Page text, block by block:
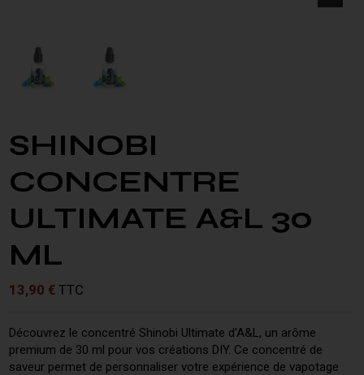
SHINOBI
CONCENTRE
ULTIMATE A&L 30
ML
13,90 €TTC
Découvrez le concentré Shinobi Ultimate d'A&L, un arôme
premium de 30 ml pour vos créations DIY. Ce concentré de
saveur permet de personnaliser votre expérience de vapotage